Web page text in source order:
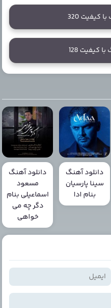
کیفیت 320
کیفیت 128
دانلود آهنگ
سینا پارسیان
بنام ادا
دانلود آهنگ
مسعود
اسماعیلی بنام
دگر چه می
خواهی